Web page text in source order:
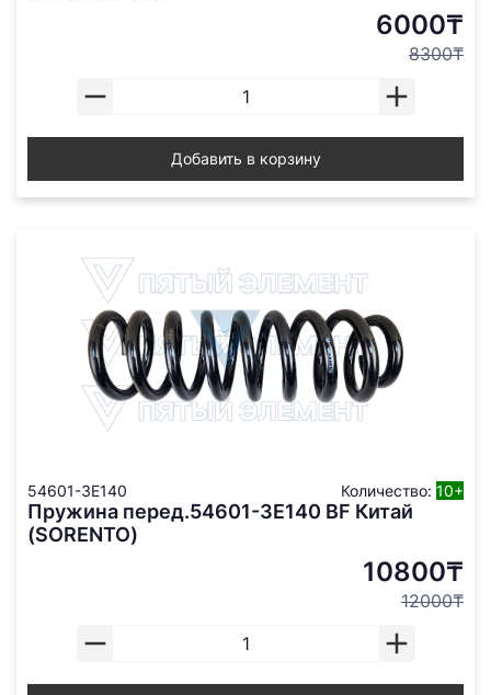
6000₸
8300₸
Добавить в корзину
54601-3E140 Количество: 10+
Пружина перед.54601-3E140 BF Китай
(SORENTO)
10800₸
12000₸